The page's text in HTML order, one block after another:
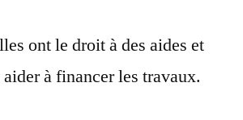
ont le droit à des aides et
à financer les travaux.